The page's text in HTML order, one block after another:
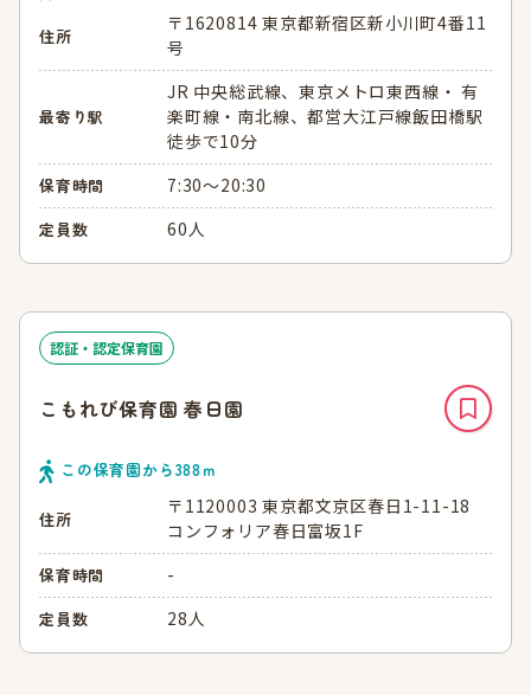
住所
〒1620814 東京都新宿区新小川町4番11
号
最寄り駅
JR 中央総武線、東京メトロ東西線・ 有
楽町線・南北線、都営大江戸線飯田橋駅
徒歩で10分
保育時間 7:30～20:30
定員数 60人
認証・認定保育園
こもれび保育園 春日園
この保育園から388ｍ
住所
〒1120003 東京都文京区春日1-11-18
コンフォリア春日富坂1F
保育時間 -
定員数 28人